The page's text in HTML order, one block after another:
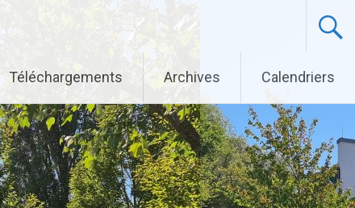
Téléchargements Archives Calendriers